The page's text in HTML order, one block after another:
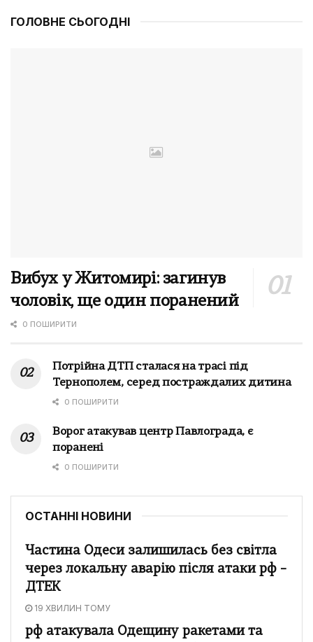
ГОЛОВНЕ СЬОГОДНІ
Вибух у Житомирі: загинув
чоловік, ще один поранений
0 ПОШИРИТИ
Потрійна ДТП сталася на трасі під
Тернополем, серед постраждалих дитина
0 ПОШИРИТИ
Ворог атакував центр Павлограда, є
поранені
0 ПОШИРИТИ
ОСТАННІ НОВИНИ
Частина Одеси залишилась без світла
через локальну аварію після атаки рф –
ДТЕК
19 ХВИЛИН ТОМУ
рф атакувала Одещину ракетами та